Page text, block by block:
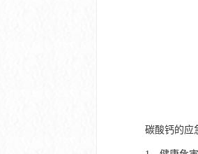
碳酸钙的应